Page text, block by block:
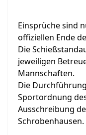
Einsprüche sind
offiziellen Ende
Die
jeweiligen
Mannschaften.
Die
Sportordnung
Ausschreibung
Schrobenhausen.